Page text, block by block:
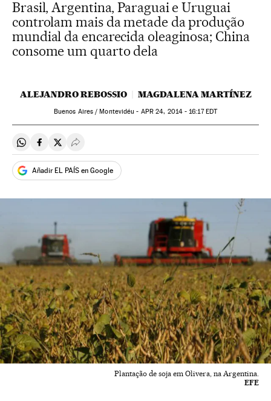
Brasil, Argentina, Paraguai e Uruguai
controlam mais da metade da produção
mundial da encarecida oleaginosa; China
consome um quarto dela
ALEJANDRO REBOSSIO MAGDALENA MARTÍNEZ
Buenos Aires / Montevidéu - APR 24, 2014 - 16:17EDT
Compartir en Whatsapp
Compartir en Facebook
Compartir en Twitter
Desplegar Redes Sociales
Añadir EL PAÍS en Google
Plantação de soja em Olivera, na Argentina.
EFE